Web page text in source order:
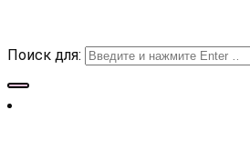
Поиск для: